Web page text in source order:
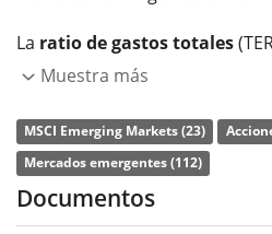
La ratio de gastos totales
p.a.. El ETF replica la
ETF seacumulany se
El Amundi MSCI Emerging
Muestra más
MSCI Emerging Markets (23)
Mercados emergentes (112)
Documentos